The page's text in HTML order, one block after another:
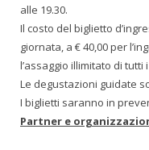
alle 19.30.
Il costo del biglietto
giornata, a € 40,00 per
l’assaggio illimitato di
Le degustazioni guidate
I biglietti saranno in
Partner e